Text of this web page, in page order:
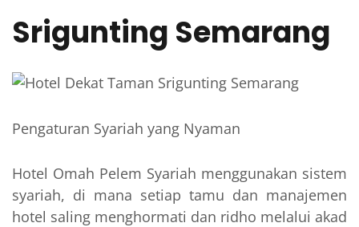
Srigunting Semarang
Pengaturan Syariah yang Nyaman
Hotel Omah Pelem Syariah menggunakan sistem
syariah, di mana setiap tamu dan manajemen
hotel saling menghormati dan ridho melalui akad